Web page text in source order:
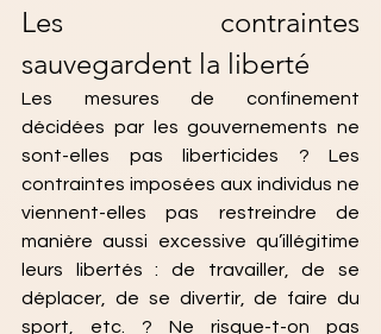
Les contraintes
sauvegardent la liberté
Les mesures de confinement
décidées par les gouvernements ne
sont-elles pas liberticides ? Les
contraintes imposées aux individus ne
viennent-elles pas restreindre de
manière aussi excessive qu’illégitime
leurs libertés : de travailler, de se
déplacer, de se divertir, de faire du
sport, etc. ? Ne risque-t-on pas